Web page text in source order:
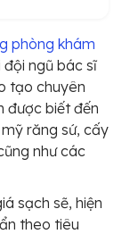
phòng khám
đội ngũ bác sĩ
tạo chuyên
được biết đến
răng sứ, cấy
như các
sạch sẽ, hiện
theo tiêu